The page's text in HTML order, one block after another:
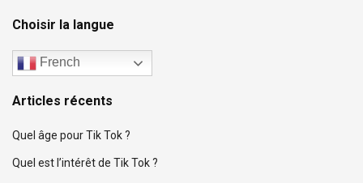
Choisir la langue
French
Articles récents
Quel âge pour Tik Tok ?
Quel est l’intérêt de Tik Tok ?